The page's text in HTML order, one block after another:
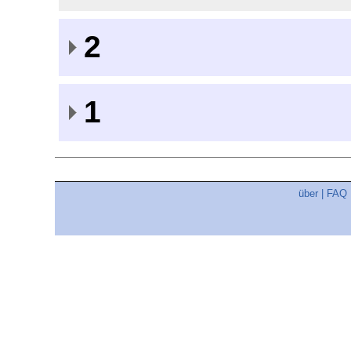
2
1
über FAQ